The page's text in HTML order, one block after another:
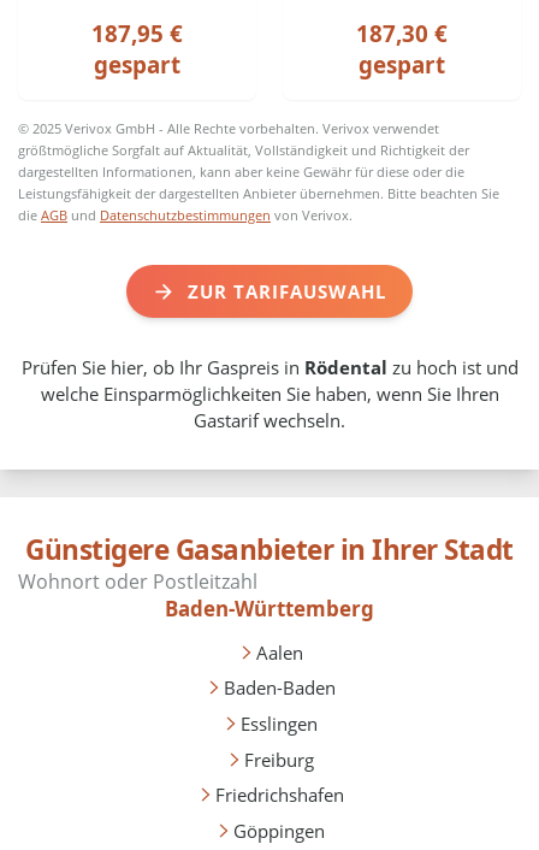
187,95 €
gespart
187,30 €
gespart
© 2025 Verivox GmbH - Alle Rechte vorbehalten. Verivox verwendet
größtmögliche Sorgfalt auf Aktualität, Vollständigkeit und Richtigkeit der
dargestellten Informationen, kann aber keine Gewähr für diese oder die
Leistungsfähigkeit der dargestellten Anbieter übernehmen. Bitte beachten Sie
dieAGB und Datenschutzbestimmungen von Verivox.
ZUR TARIFAUSWAHL
Prüfen Sie hier, ob Ihr Gaspreis in Rödental zu hoch ist und
welche Einsparmöglichkeiten Sie haben, wenn Sie Ihren
Gastarif wechseln.
Günstigere Gasanbieter in Ihrer Stadt
Baden-Württemberg
Aalen
Baden-Baden
Esslingen
Freiburg
Friedrichshafen
Göppingen